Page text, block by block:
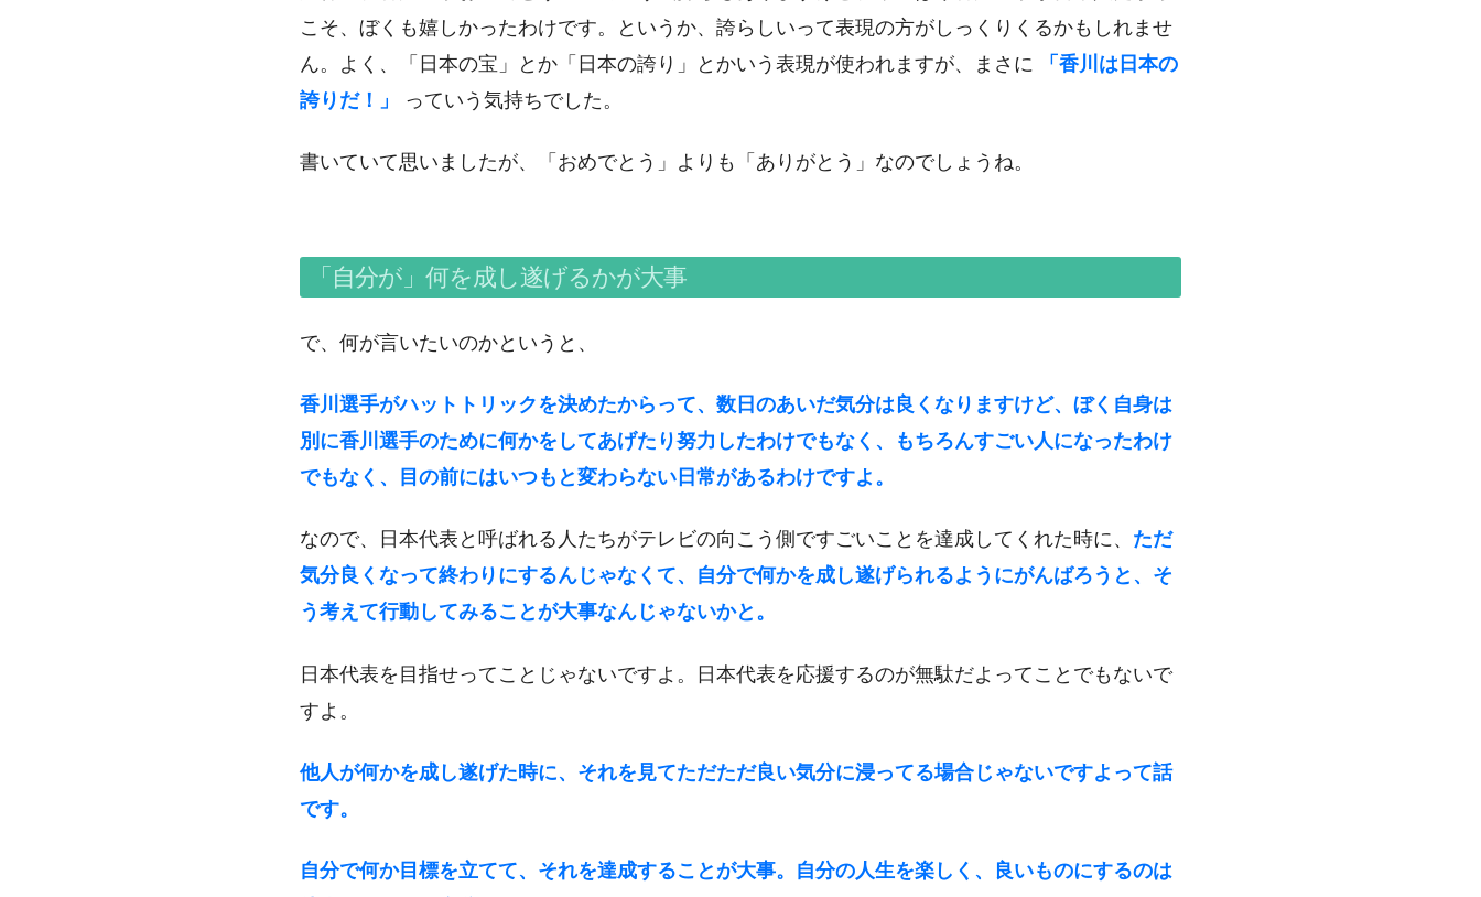
こそ、ぼくも嬉しかったわけです。というか、誇らしいって表現の方がしっくりくるかもしれませ
ん。よく、「日本の宝」とか「日本の誇り」とかいう表現が使われますが、まさに
「香川は日本の
誇りだ！」
っていう気持ちでした。
書いていて思いましたが、「おめでとう」よりも「ありがとう」なのでしょうね。
「自分が」何を成し遂げるかが大事
で、何が言いたいのかというと、
香川選手がハットトリックを決めたからって、数日のあいだ気分は良くなりますけど、ぼく自身は
別に香川選手のために何かをしてあげたり努力したわけでもなく、もちろんすごい人になったわけ
でもなく、目の前にはいつもと変わらない日常があるわけですよ。
なので、日本代表と呼ばれる人たちがテレビの向こう側ですごいことを達成してくれた時に、 ただ
気分良くなって終わりにするんじゃなくて、自分で何かを成し遂げられるようにがんばろうと、そ
う考えて行動してみることが大事なんじゃないかと。
日本代表を目指せってことじゃないですよ。日本代表を応援するのが無駄だよってことでもないで
すよ。
他人が何かを成し遂げた時に、それを見てただただ良い気分に浸ってる場合じゃないですよって話
です。
自分で何か目標を立てて、それを達成することが大事。自分の人生を楽しく、良いものにするのは